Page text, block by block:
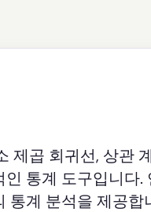
제곱 회귀선, 상관
통계 도구입니다.
통계 분석을 제공합